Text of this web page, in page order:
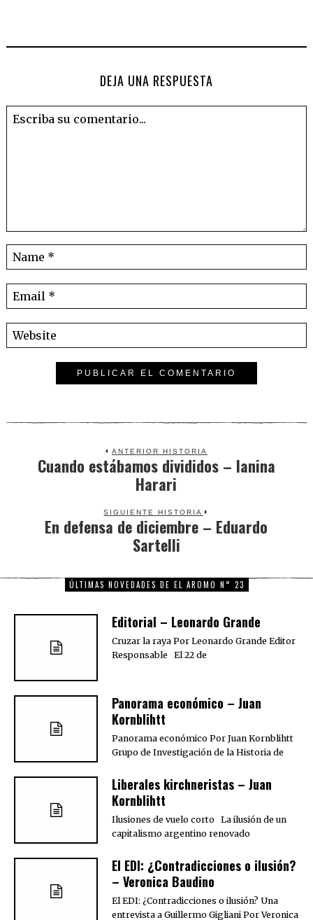
DEJA UNA RESPUESTA
ANTERIOR HISTORIA
Previous
post:
Cuando estábamos divididos – Ianina
Harari
SIGUIENTE HISTORIA
Next
post:
En defensa de diciembre – Eduardo
Sartelli
ÚLTIMAS NOVEDADES DE EL AROMO N° 23
Editorial – Leonardo Grande
Cruzar la raya Por Leonardo Grande Editor
Responsable El 22 de
Panorama económico – Juan
Kornblihtt
Panorama económico Por Juan Kornblihtt
Grupo de Investigación de la Historia de
Liberales kirchneristas – Juan
Kornblihtt
Ilusiones de vuelo corto La ilusión de un
capitalismo argentino renovado
El EDI: ¿Contradicciones o ilusión?
– Veronica Baudino
El EDI: ¿Contradicciones o ilusión? Una
entrevista a Guillermo Gigliani Por Veronica